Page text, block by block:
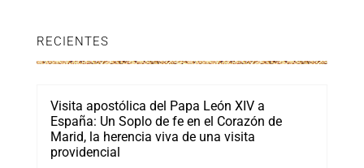
RECIENTES
Visita apostólica del Papa León XIV a
España: Un Soplo de fe en el Corazón de
Marid, la herencia viva de una visita
providencial